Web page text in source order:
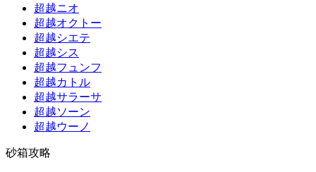
超越ニオ
超越オクトー
超越シエテ
超越シス
超越フュンフ
超越カトル
超越サラーサ
超越ソーン
超越ウーノ
砂箱攻略